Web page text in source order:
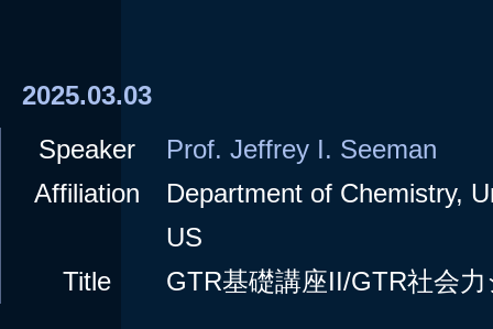
2025.03.03
Speaker
Prof. Jeffrey I. Seeman
Affiliation
Department of Chemistry,
US
Title
GTR基礎講座II/GTR社会